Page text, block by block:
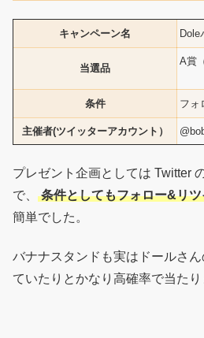
キャンペーン名 Dole
当選品
A賞
条件 フォ
主催者(ツイッターアカウント）
プレゼント企画としては Twitter
で、 条件としてもフォロー&リツ
簡単でした。
バナナスタンドも実はドールさ
ていたりとかなり高確率で当たり